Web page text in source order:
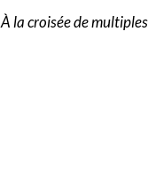
À la croisée de